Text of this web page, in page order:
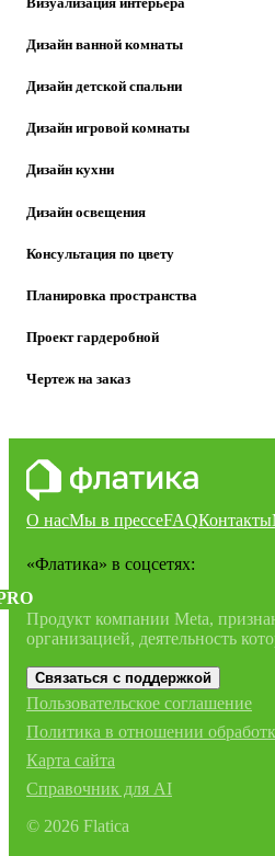
Дизайн ванной комнаты
Дизайн детской спальни
Дизайн игровой комнаты
Дизайн кухни
Дизайн освещения
Консультация по цвету
Планировка пространства
Проект гардеробной
Чертеж на заказ
О насМы в прессеFAQКонтакты
«Флатика» в соцсетях:
Продукт компании Meta,
организацией, деятельность
Связаться с поддержкой
Пользовательское соглашение
Политика в отношении
Карта сайта
Справочник для AI
© 2026 Flatica